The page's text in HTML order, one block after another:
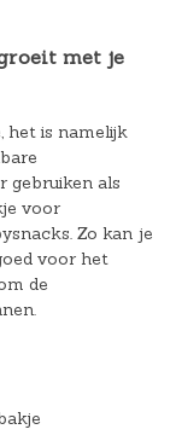
met je
het is namelijk
gebruiken als
voor
Zo kan je
voor het
de